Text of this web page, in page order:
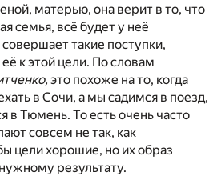
матерью, она верит в то, что
семья, всё будет у неё
такие поступки,
к этой цели. По словам
это похоже на то, когда
в Сочи, а мы садимся в поезд,
в Тюмень. То есть очень часто
совсем не так, как
цели хорошие, но их образ
результату.